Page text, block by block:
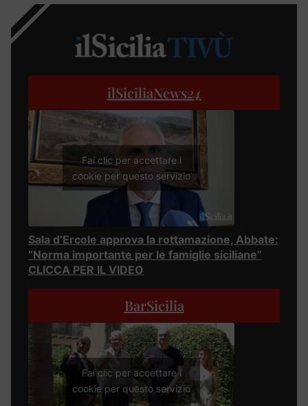
ilSiciliaNews24
Fai clic per accettare i
cookie per questo servizio
Sala d’Ercole approva la rottamazione, Abbate:
“Norma importante per le famiglie siciliane”
CLICCA PER IL VIDEO
BarSicilia
Fai clic per accettare i
cookie per questo servizio